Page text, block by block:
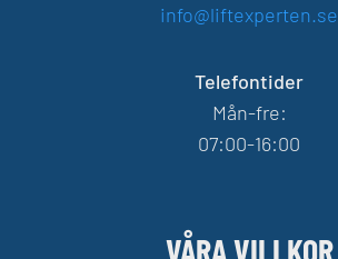
info@liftexperten.se
Telefontider
Mån-fre:
07:00-16:00
VÅRA VILLKOR